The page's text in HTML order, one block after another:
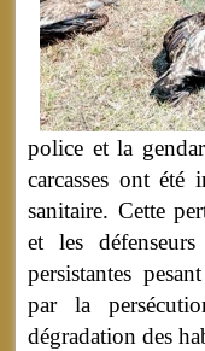
police et la
carcasses ont été
sanitaire. Cette
et les
persistantes
par la
dégradation des